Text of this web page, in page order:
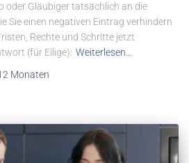
oder Gläubiger tatsächlich an die
Sie einen negativen Eintrag verhindern
Rechte und Schritte jetzt
(für Eilige): Weiterlesen…
Monaten